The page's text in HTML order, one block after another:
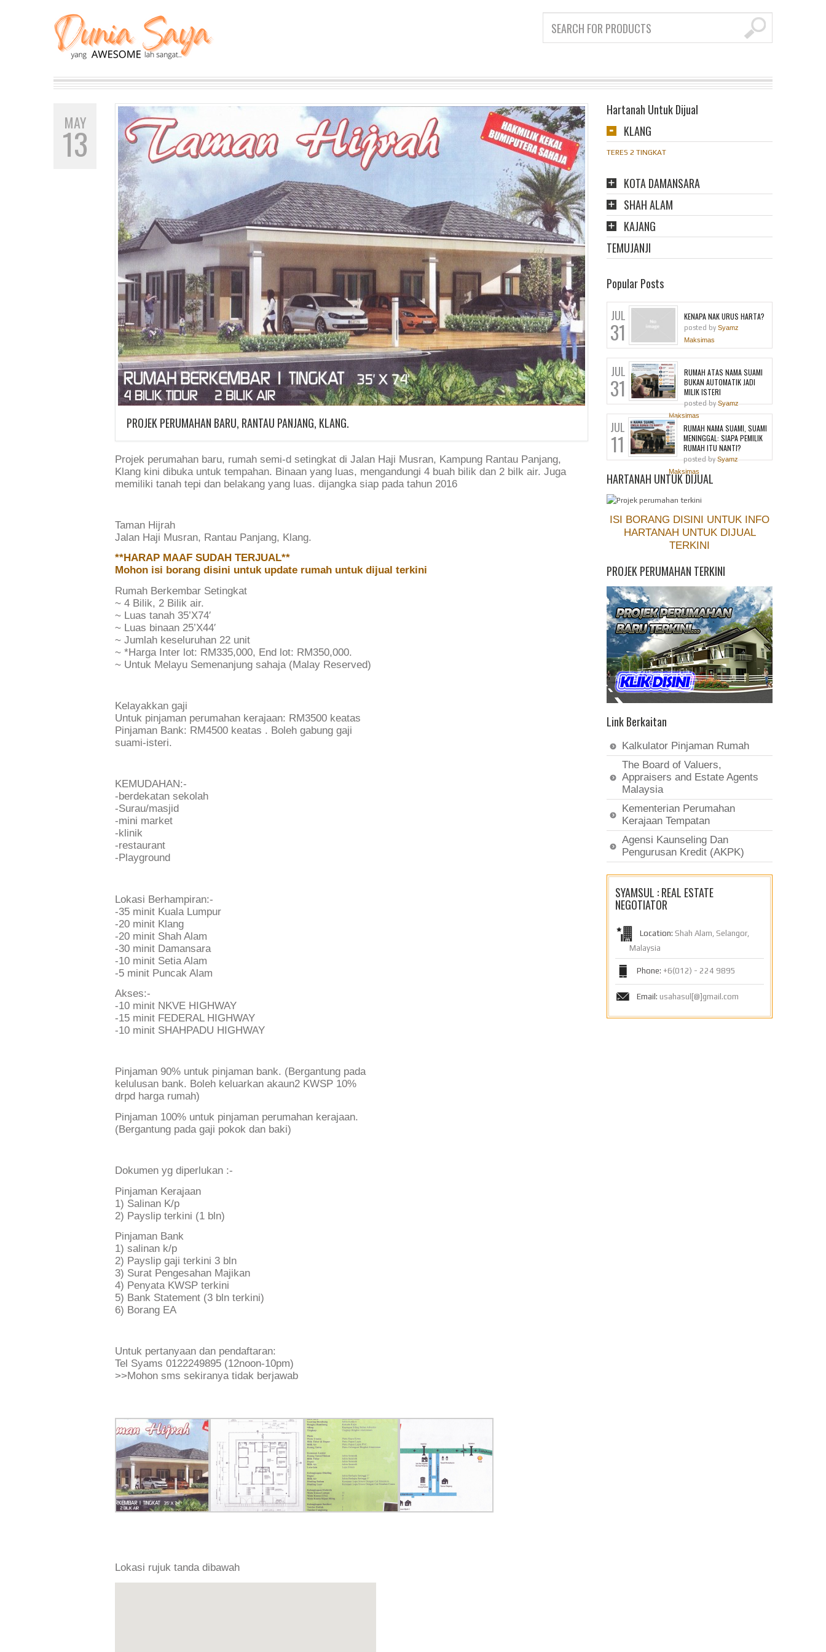
MAY
13
PROJEK PERUMAHAN BARU, RANTAU PANJANG, KLANG.
Projek perumahan baru, rumah semi-d setingkat di Jalan Haji Musran, Kampung Rantau Panjang,
Klang kini dibuka untuk tempahan. Binaan yang luas, mengandungi 4 buah bilik dan 2 bilk air. Juga
memiliki tanah tepi dan belakang yang luas. dijangka siap pada tahun 2016
Taman Hijrah
Jalan Haji Musran, Rantau Panjang, Klang.
**HARAP MAAF SUDAH TERJUAL**
Mohon isi borang disini untuk update rumah untuk dijual terkini
Rumah Berkembar Setingkat
~ 4 Bilik, 2 Bilik air.
~ Luas tanah 35’X74′
~ Luas binaan 25’X44′
~ Jumlah keseluruhan 22 unit
~ *Harga Inter lot: RM335,000, End lot: RM350,000.
~ Untuk Melayu Semenanjung sahaja (Malay Reserved)
Kelayakkan gaji
Untuk pinjaman perumahan kerajaan: RM3500 keatas
Pinjaman Bank: RM4500 keatas . Boleh gabung gaji
suami-isteri.
KEMUDAHAN:-
-berdekatan sekolah
-Surau/masjid
-mini market
-klinik
-restaurant
-Playground
Lokasi Berhampiran:-
-35 minit Kuala Lumpur
-20 minit Klang
-20 minit Shah Alam
-30 minit Damansara
-10 minit Setia Alam
-5 minit Puncak Alam
Akses:-
-10 minit NKVE HIGHWAY
-15 minit FEDERAL HIGHWAY
-10 minit SHAHPADU HIGHWAY
Pinjaman 90% untuk pinjaman bank. (Bergantung pada
kelulusan bank. Boleh keluarkan akaun2 KWSP 10%
drpd harga rumah)
Pinjaman 100% untuk pinjaman perumahan kerajaan.
(Bergantung pada gaji pokok dan baki)
Dokumen yg diperlukan :-
Pinjaman Kerajaan
1) Salinan K/p
2) Payslip terkini (1 bln)
Pinjaman Bank
1) salinan k/p
2) Payslip gaji terkini 3 bln
3) Surat Pengesahan Majikan
4) Penyata KWSP terkini
5) Bank Statement (3 bln terkini)
6) Borang EA
Untuk pertanyaan dan pendaftaran:
Tel Syams 0122249895 (12noon-10pm)
>>Mohon sms sekiranya tidak berjawab
Lokasi rujuk tanda dibawah
Hartanah Untuk Dijual
KLANG
TERES 2 TINGKAT
KOTA DAMANSARA
SHAH ALAM
KAJANG
TEMUJANJI
Popular Posts
JUL
31
KENAPA NAK URUS HARTA?
posted by Syamz
Maksimas
JUL
31
RUMAH ATAS NAMA SUAMI
BUKAN AUTOMATIK JADI
MILIK ISTERI
posted bySyamz
Maksimas
JUL
11
RUMAH NAMA SUAMI, SUAMI
MENINGGAL: SIAPA PEMILIK
RUMAH ITU NANTI?
posted bySyamz
Maksimas
HARTANAH UNTUK DIJUAL
ISI BORANG DISINI UNTUK INFO
HARTANAH UNTUK DIJUAL
TERKINI
PROJEK PERUMAHAN TERKINI
Link Berkaitan
Kalkulator Pinjaman Rumah
The Board of Valuers,
Appraisers and Estate Agents
Malaysia
Kementerian Perumahan
Kerajaan Tempatan
Agensi Kaunseling Dan
Pengurusan Kredit (AKPK)
SYAMSUL : REAL ESTATE
NEGOTIATOR
Location: Shah Alam, Selangor,
Malaysia
Phone: +6(012) - 224 9895
Email: usahasul[@]gmail.com